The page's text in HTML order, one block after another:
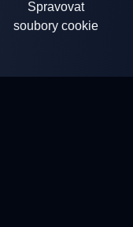
Spravovat
soubory cookie